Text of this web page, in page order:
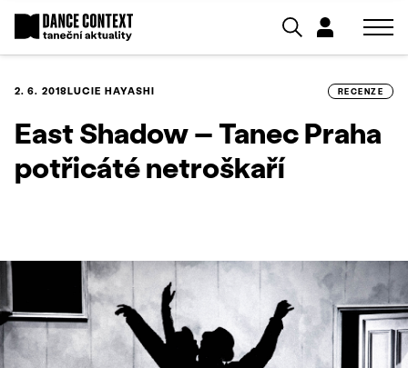
2. 6. 2018LUCIE HAYASHI RECENZE
East Shadow – Tanec Praha
potřicáté netroškaří